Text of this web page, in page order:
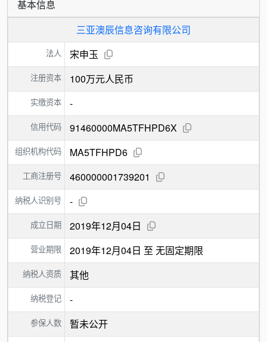
基本信息
三亚澳辰信息咨询有限公司
法人 宋申玉
注册资本 100万元人民币
实缴资本 -
信用代码 91460000MA5TFHPD6X
组织机构代码 MA5TFHPD6
工商注册号 460000001739201
纳税人识别号 -
成立日期 2019年12月04日
营业期限 2019年12月04日 至 无固定期限
纳税人资质 其他
纳税登记 -
参保人数 暂未公开